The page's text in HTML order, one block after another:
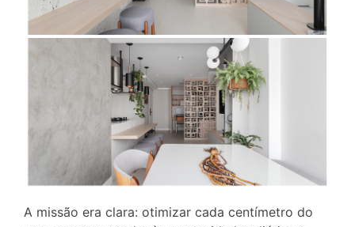
A missão era clara: otimizar cada centímetro do